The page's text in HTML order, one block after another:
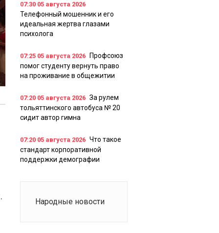
07:30 05 августа 2026
Телефонный мошенник и его
идеальная жертва глазами
психолога
07:25 05 августа 2026
Профсоюз
помог студенту вернуть право
на проживание в общежитии
07:20 05 августа 2026 За рулем
тольяттинского автобуса № 20
сидит автор гимна
07:20 05 августа 2026 Что такое
стандарт корпоративной
поддержки демографии
Народные новости